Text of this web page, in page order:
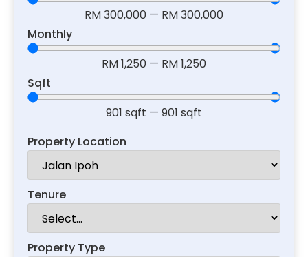
RM300,000 — RM300,000
Monthly
RM1,250 — RM1,250
Sqft
901 sqft — 901 sqft
Property Location
Tenure
Property Type